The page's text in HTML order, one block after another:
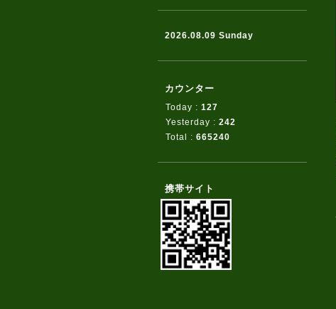
2026.08.09 Sunday
カウンター
Today : 127
Yesterday : 242
Total : 665240
携帯サイト